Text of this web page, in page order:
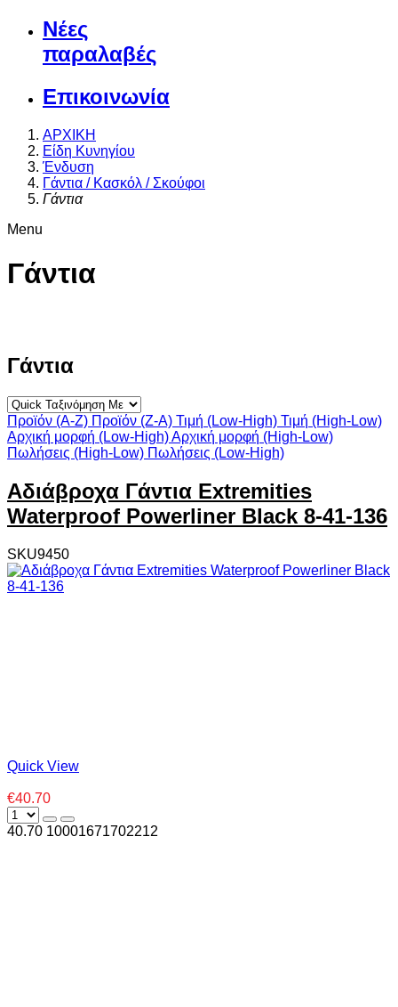
Νέες
παραλαβές
Επικοινωνία
ΑΡΧΙΚΗ
Είδη Κυνηγίου
Ένδυση
Γάντια / Κασκόλ / Σκούφοι
Γάντια
Menu
Γάντια
Γάντια
Προϊόν (A-Z) Προϊόν (Z-A) Τιμή (Low-High) Τιμή (High-Low)
Αρχική μορφή (Low-High)Αρχική μορφή (High-Low)
Πωλήσεις (High-Low) Πωλήσεις (Low-High)
Αδιάβροχα Γάντια Extremities
Waterproof Powerliner Black 8-41-136
SKU9450
Quick View
€40.70
40.70 10001671702212